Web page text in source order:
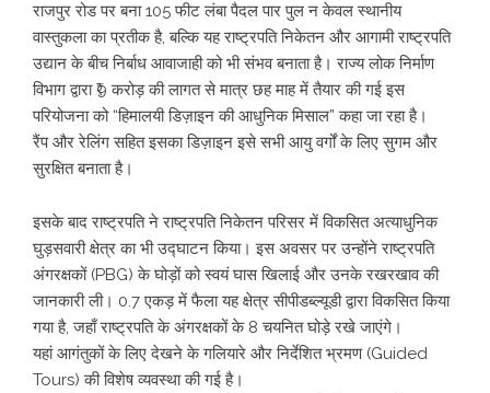
राजपुर रोड पर बना 105 फीट लंबा पैदल पार पुल न केवल स्थानीय
वास्तुकला का प्रतीक है, बल्कि यह राष्ट्रपति निकेतन और आगामी राष्ट्रपति
उद्यान के बीच निर्बाध आवाजाही को भी संभव बनाता है। राज्य लोक निर्माण
विभाग द्वारा ₹9 करोड़ की लागत से मात्र छह माह में तैयार की गई इस
परियोजना को “हिमालयी डिज़ाइन की आधुनिक मिसाल” कहा जा रहा है।
रैंप और रेलिंग सहित इसका डिज़ाइन इसे सभी आयु वर्गों के लिए सुगम और
सुरक्षित बनाता है।
इसके बाद राष्ट्रपति ने राष्ट्रपति निकेतन परिसर में विकसित अत्याधुनिक
घुड़सवारी क्षेत्र का भी उद्घाटन किया। इस अवसर पर उन्होंने राष्ट्रपति
अंगरक्षकों (PBG) के घोड़ों को स्वयं घास खिलाई और उनके रखरखाव की
जानकारी ली। 0.7 एकड़ में फैला यह क्षेत्र सीपीडब्ल्यूडी द्वारा विकसित किया
गया है, जहाँ राष्ट्रपति के अंगरक्षकों के 8 चयनित घोड़े रखे जाएंगे।
यहां आगंतुकों के लिए देखने के गलियारे और निर्देशित भ्रमण (Guided
Tours) की विशेष व्यवस्था की गई है।